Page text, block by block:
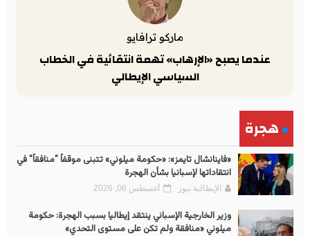
ماركو ترافايو
عندما يصبح «الإرهاب» تهمة انتقائية في الخطاب
السياسي الإيطالي
هجرة
«فاينانشال تايمز»: «حكومة ميلوني» تتبنى موقفاً "منافقاً" في
انتقاداتها لإسبانيا بشأن الهجرة
الإيطالية نيوز أغسطس 06, 2026
وزير الخارجية الإسباني ينتقد إيطاليا بسبب الهجرة: حكومة
ميلوني «منافقة ولم تكن على مستوى التحدي»